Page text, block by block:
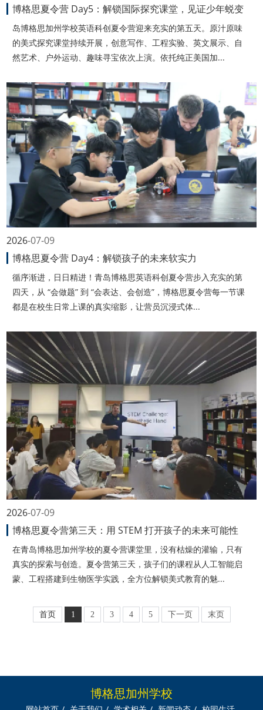
博格思夏令营 Day5：解锁国际探究课堂，见证少年蜕变
岛博格思加州学校英语科创夏令营迎来充实的第五天。原汁原味
的美式探究课堂持续开展，创意写作、工程实验、英文展示、自
然艺术、户外运动、趣味寻宝依次上演。依托纯正美国加...
07-09
2026
博格思夏令营 Day4：解锁孩子的未来软实力
循序渐进，日日精进！青岛博格思英语科创夏令营步入充实的第
四天，从 “会做题” 到 “会表达、会创造”，博格思夏令营每一节课
都是在校生日常上课的真实缩影，让营员沉浸式体...
07-09
2026
博格思夏令营第三天：用 STEM 打开孩子的未来可能性
在青岛博格思加州学校的夏令营课堂里，没有枯燥的灌输，只有
真实的探索与创造。夏令营第三天，孩子们的课程从人工智能启
蒙、工程搭建到生物医学实践，全方位解锁美式教育的魅...
首页 1 2 3 4 5 下一页 末页
博格思加州学校